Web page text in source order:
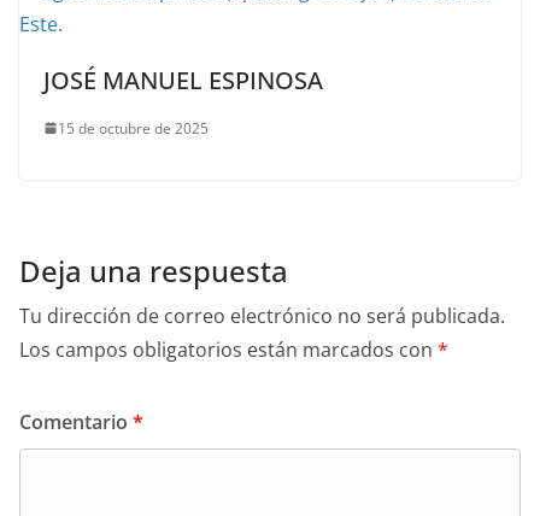
JOSÉ MANUEL ESPINOSA
15 de octubre de 2025
Deja una respuesta
Tu dirección de correo electrónico no será publicada.
Los campos obligatorios están marcados con *
Comentario *